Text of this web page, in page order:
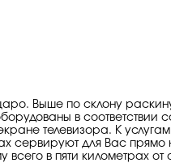
Выше по склону
в
телевизора. К
для Вас прямо
в пяти километрах от